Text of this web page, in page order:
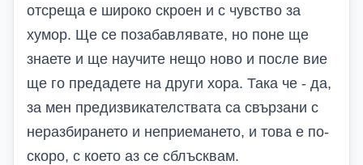
отсреща е широко скроен и с чувство за
хумор. Ще се позабавлявате, но поне ще
знаете и ще научите нещо ново и после вие
ще го предадете на други хора. Така че - да,
за мен предизвикателствата са свързани с
неразбирането и неприемането, и това е по-
скоро, с което аз се сблъсквам.